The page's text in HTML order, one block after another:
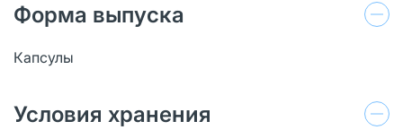
Форма выпуска
Капсулы
Условия хранения